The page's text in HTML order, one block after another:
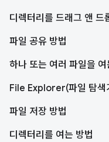
디렉터리를 드래그 앤 드
파일 공유 방법
하나 또는 여러 파일을 여
File Explorer(파일 탐색
파일 저장 방법
디렉터리를 여는 방법